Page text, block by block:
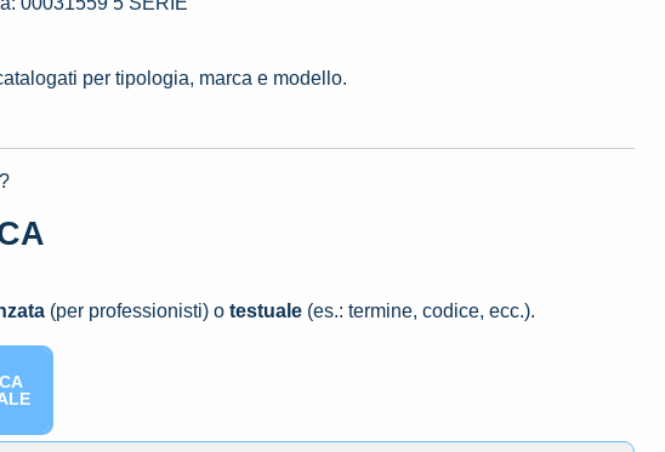
per tipologia, marca e modello.
(per professionisti) o testuale (es.: termine, codice, ecc.).